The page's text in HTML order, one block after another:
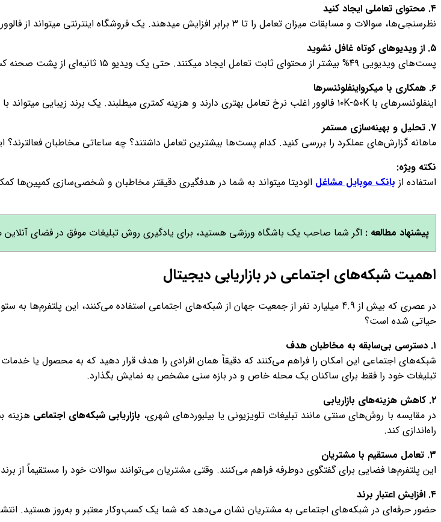
۴. محتوای تعاملی ایجاد کنید
نظرسنجی‌ها، سوالات و مسابقات میزان تعامل را تا ۳ برابر افزایش میدهند. یک فروشگاه اینترنتی میتواند از فالوورها بپرسد: "به نظر شما رنگ بعدی محصولات ما چه باشد؟"
۵. از ویدیوهای کوتاه غافل نشوید
پست‌های ویدیویی ۴۹% بیشتر از محتوای ثابت تعامل ایجاد میکنند. حتی یک ویدیو ۱۵ ثانیه‌ای از پشت صحنه کسب‌وکارتان میتواند معجزه کند.
۶. همکاری با میکرواینفلوئنسرها
اینفلوئنسرهای با ۱۰K-۵۰K فالوور اغلب نرخ تعامل بهتری دارند و هزینه کمتری میطلبند. یک برند زیبایی میتواند با ۵ بلاگر کوچک همکاری کند تا با هزینه معقول به مخاطبان جدید دست یابد.
۷. تحلیل و بهینه‌سازی مستمر
ماهانه گزارش‌های عملکرد را بررسی کنید. کدام پست‌ها بیشترین تعامل داشتند؟ چه ساعاتی مخاطبان فعالترند؟
نکته ویژه:
استفاده از بانک موبایل مشاغل الودیتا میتواند به شما در هدفگیری دقیقتر مخاطبان و شخصی‌سازی کمپین‌ها
پیشنهاد مطالعه : اگر شما صاحب یک باشگاه ورزشی هستید، برای یادگیری روش تبلیغات موفق در فضای آنلاین
اهمیت شبکه‌های اجتماعی در بازاریابی دیجیتال
در عصری که بیش از 4.9 میلیارد نفر از جمعیت جهان از شبکه‌های اجتماعی استفاده می‌کنند، این پلتفرم‌ها به ستون فقرات استراتژی‌های بازاریابی تبدیل شده‌اند. اما چرا
حیاتی شده است؟
۱. دسترسی بی‌سابقه به مخاطبان هدف
شبکه‌های اجتماعی این امکان را فراهم می‌کنند که دقیقاً همان افرادی را هدف قرار دهید که به محصول یا خدمات
تبلیغات خود را فقط برای ساکنان یک محله خاص و در بازه سنی مشخص به نمایش بگذارد.
۲. کاهش هزینه‌های بازاریابی
در مقایسه با روش‌های سنتی مانند تبلیغات تلویزیونی یا بیلبوردهای شهری، بازاریابی شبکه‌های اجتماعی
راه‌اندازی کند.
۳. تعامل مستقیم با مشتریان
این پلتفرم‌ها فضایی برای گفتگوی دوطرفه فراهم می‌کنند. وقتی مشتریان می‌توانند سوالات خود را مستقیماً از
۴. افزایش اعتبار برند
حضور حرفه‌ای در شبکه‌های اجتماعی به مشتریان نشان می‌دهد که شما یک کسب‌وکار معتبر و به‌روز هستید.